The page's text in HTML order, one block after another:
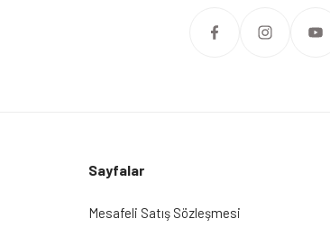
Sayfalar
Mesafeli Satış Sözleşmesi